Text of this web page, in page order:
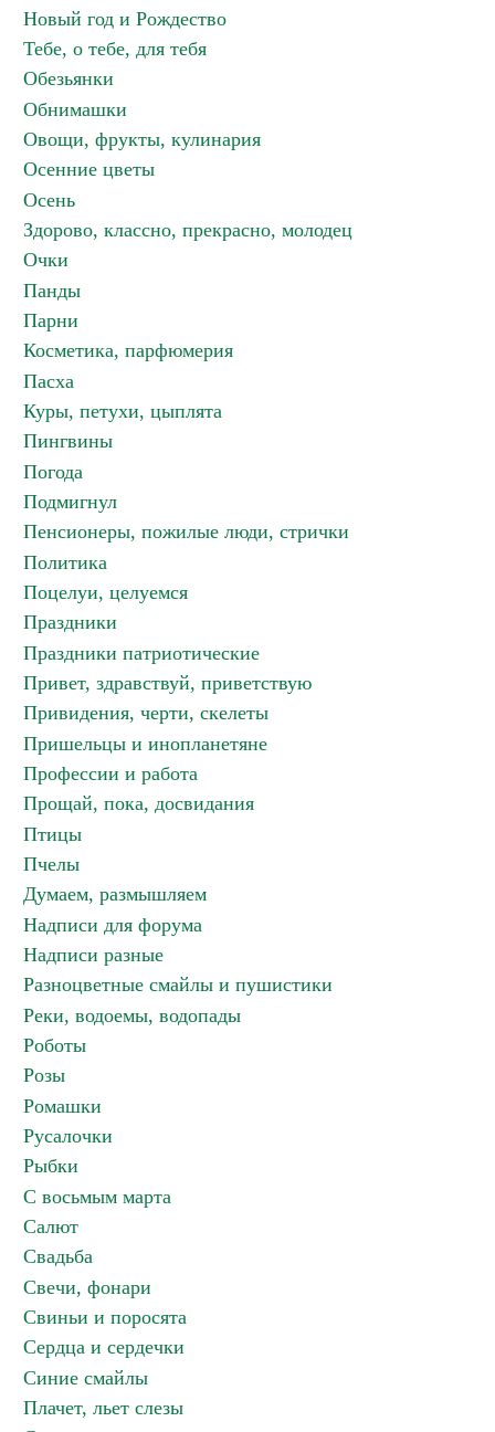
Новый год и Рождество
Тебе, о тебе, для тебя
Обезьянки
Обнимашки
Овощи, фрукты, кулинария
Осенние цветы
Осень
Здорово, классно, прекрасно, молодец
Очки
Панды
Парни
Косметика, парфюмерия
Пасха
Куры, петухи, цыплята
Пингвины
Погода
Подмигнул
Пенсионеры, пожилые люди, стрички
Политика
Поцелуи, целуемся
Праздники
Праздники патриотические
Привет, здравствуй, приветствую
Привидения, черти, скелеты
Пришельцы и инопланетяне
Профессии и работа
Прощай, пока, досвидания
Птицы
Пчелы
Думаем, размышляем
Надписи для форума
Надписи разные
Разноцветные смайлы и пушистики
Реки, водоемы, водопады
Роботы
Розы
Ромашки
Русалочки
Рыбки
С восьмым марта
Салют
Свадьба
Свечи, фонари
Свиньи и поросята
Сердца и сердечки
Синие смайлы
Плачет, льет слезы